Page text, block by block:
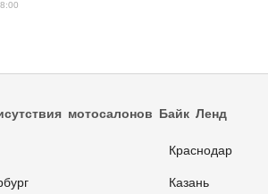
мотосалонов Байк Ленд
Краснодар
Казань